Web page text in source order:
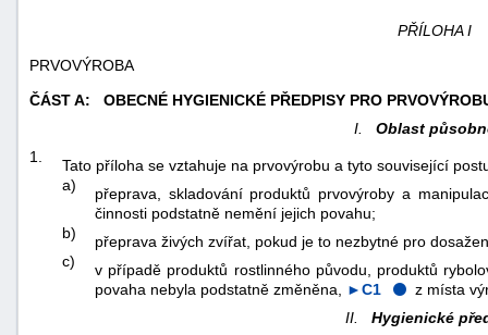
PŘÍLOHA I
PRVOVÝROBA
ČÁST A: OBECNÉ HYGIENICKÉ PŘEDPISY PRO
I. Oblast
1.
Tato příloha se vztahuje na prvovýrobu a tyto související
a)
přeprava, skladování produktů prvovýroby a
činnosti podstatně nemění jejich povahu;
b)
přeprava živých zvířat, pokud je to nezbytné pro
c)
v případě produktů rostlinného původu, produktů
povaha nebyla podstatně změněna,
►C1
z místa
II. Hygienické